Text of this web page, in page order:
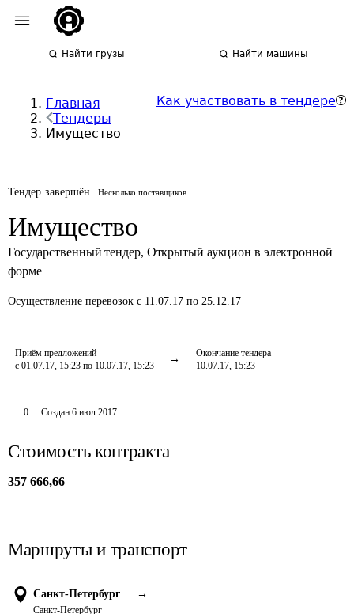
Найти грузы Найти машины
Главная
Тендеры
Имущество
Как участвовать в тендере
Тендер завершён Несколько поставщиков
Имущество
Государственный тендер, Открытый аукцион в электронной
форме
Осуществление перевозок с 11.07.17 по 25.12.17
Приём предложений
с 01.07.17, 15:23 по 10.07.17, 15:23
Окончание тендера
10.07.17, 15:23
0 Создан 6 июл 2017
Стоимость контракта
357 666,66
Маршруты и транспорт
Санкт-Петербург →
Санкт-Петербург